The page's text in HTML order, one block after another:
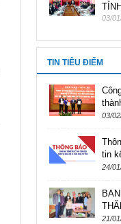
03/
TIN TIÊU ĐIỂM
03/
tin
vụ
24/
EM
21/